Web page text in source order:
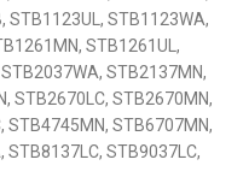
STB1123UL, STB1123WA,
STB1261UL,
STB2137MN,
STB2670LC, STB2670MN,
STB4745MN, STB6707MN,
STB8137LC, STB9037LC,